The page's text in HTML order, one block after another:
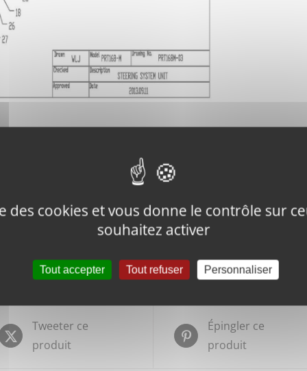
STEERING BRKT
Tweeter ce
produit
Épingler ce
produit
des cookies et vous donne le contrôle sur
souhaitez activer
Tout accepter Tout refuser Personnaliser